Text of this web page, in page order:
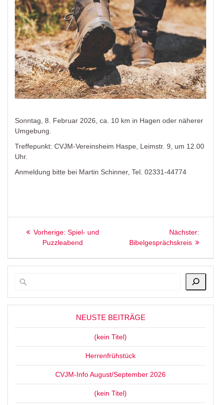
Sonntag, 8. Februar 2026, ca. 10 km in Hagen oder näherer
Umgebung.
Treffepunkt: CVJM-Vereinsheim Haspe, Leimstr. 9, um 12.00
Uhr.
Anmeldung bitte bei Martin Schinner, Tel. 02331-44774
Vorherige: Vorheriger
Beitrag:
Spiel- und
Puzzleabend
Nächster:
Bibelgesprächskreis
NEUSTE BEITRÄGE
(kein Titel)
Herrenfrühstück
CVJM-Info August/September 2026
(kein Titel)